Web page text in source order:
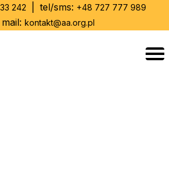
242 tel/sms: +48 727 777 989
mail: kontakt@aa.org.pl